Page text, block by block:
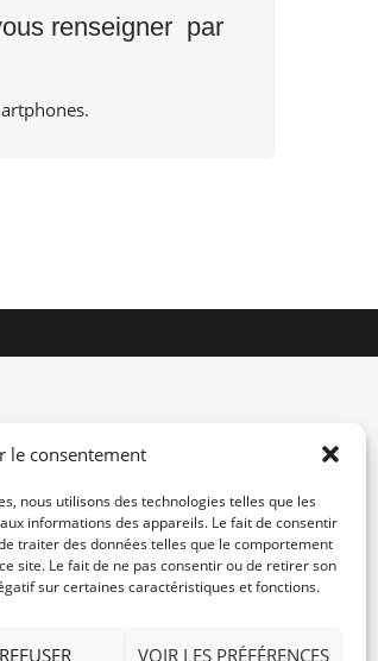
le consentement
nous utilisons des technologies telles que les
informations des appareils. Le fait de consentir
traiter des données telles que le comportement
site. Le fait de ne pas consentir ou de retirer son
sur certaines caractéristiques et fonctions.
REFUSER VOIR LES PRÉFÉRENCES
renseigner par